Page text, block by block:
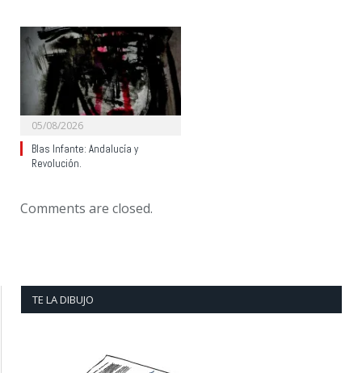
05/08/2026
Blas Infante: Andalucía y
Revolución.
Comments are closed.
TE LA DIBUJO